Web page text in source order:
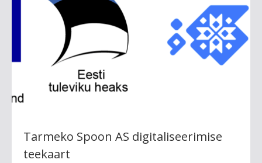
Tarmeko Spoon AS digitaliseerimise
teekaart